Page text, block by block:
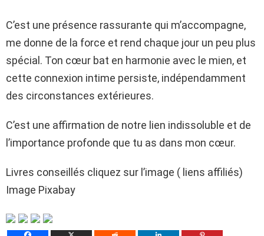
C’est une présence rassurante qui m’accompagne,
me donne de la force et rend chaque jour un peu plus
spécial. Ton cœur bat en harmonie avec le mien, et
cette connexion intime persiste, indépendamment
des circonstances extérieures.
C’est une affirmation de notre lien indissoluble et de
l’importance profonde que tu as dans mon cœur.
Livres conseillés cliquez sur l’image ( liens affiliés)
Image Pixabay